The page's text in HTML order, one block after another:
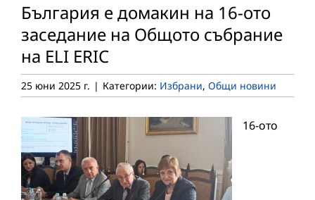
България е домакин на 16-ото
заседание на Общото събрание
на ELI ERIC
25 юни 2025 г. | Категории: Избрани, Общи новини
16-ото